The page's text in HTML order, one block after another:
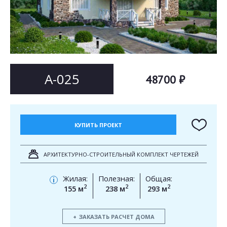
А-025 48700 ₽
КУПИТЬ ПРОЕКТ
АРХИТЕКТУРНО-СТРОИТЕЛЬНЫЙ КОМПЛЕКТ ЧЕРТЕЖЕЙ
i
Жилая:
155 м2
Полезная:
238 м2
Общая:
293 м2
ЗАКАЗАТЬ РАСЧЕТ ДОМА
Согласен на обработку персональных данных
ОТПРАВИТЬ
Согласен на обработку персональных данных
This site is protected by reCAPTCHA and the GooglePrivacy PolicyandTerms of Service
apply.